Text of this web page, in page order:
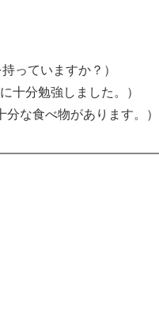
っていますか？）
十分勉強しました。）
な食べ物があります。）